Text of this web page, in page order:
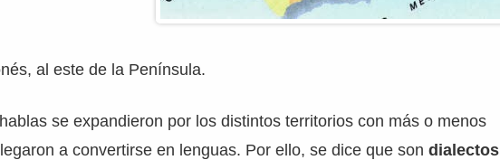
al este de la Península.
se expandieron por los distintos territorios con más o menos
a convertirse en lenguas. Por ello, se dice que sondialectos